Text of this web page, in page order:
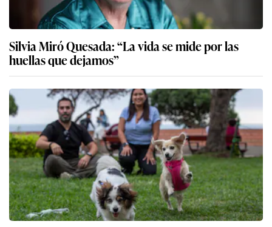
Silvia Miró Quesada: “La vida se mide por las
huellas que dejamos”